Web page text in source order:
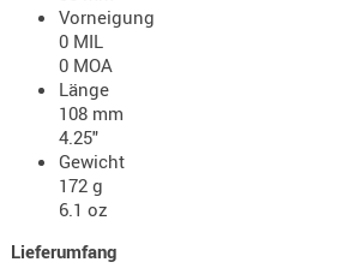
Vorneigung
0 MIL
0 MOA
Länge
108 mm
4.25"
Gewicht
172 g
6.1 oz
Lieferumfang